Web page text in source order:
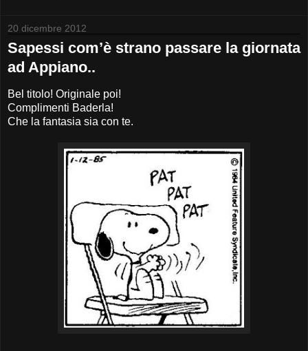
20 dicembre 2012
Sapessi com’è strano passare la giornata
ad Appiano..
Bel titolo! Originale poi!
Complimenti Baderla!
Che la fantasia sia con te.